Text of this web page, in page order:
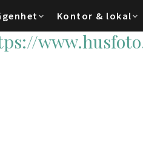
Kontor & lokal